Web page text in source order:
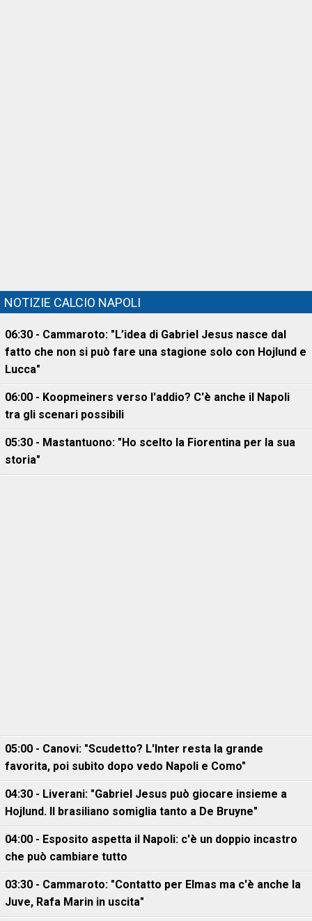
NOTIZIE CALCIO NAPOLI
06:30 - Cammaroto: "L’idea di Gabriel Jesus nasce dal
fatto che non si può fare una stagione solo con Hojlund e
Lucca"
06:00 - Koopmeiners verso l'addio? C'è anche il Napoli
tra gli scenari possibili
05:30 - Mastantuono: "Ho scelto la Fiorentina per la sua
storia"
05:00 - Canovi: "Scudetto? L'Inter resta la grande
favorita, poi subito dopo vedo Napoli e Como"
04:30 - Liverani: "Gabriel Jesus può giocare insieme a
Hojlund. Il brasiliano somiglia tanto a De Bruyne"
04:00 - Esposito aspetta il Napoli: c'è un doppio incastro
che può cambiare tutto
03:30 - Cammaroto: "Contatto per Elmas ma c'è anche la
Juve, Rafa Marin in uscita"